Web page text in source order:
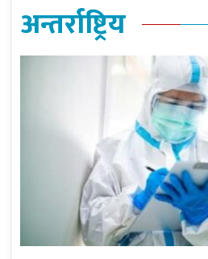
अन्तर्राष्ट्रिय